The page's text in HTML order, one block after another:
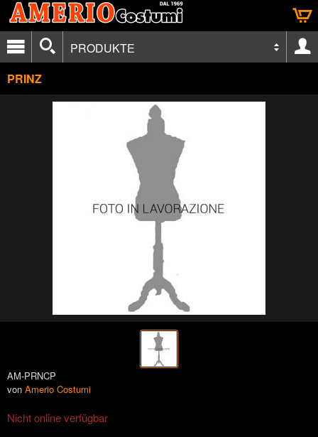
PRODUKTE
PRINZ
AM-PRNCP
von Amerio Costumi
Nicht online verfügbar